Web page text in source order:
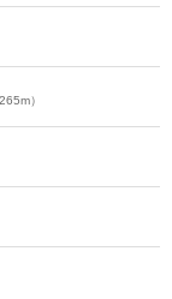
265m）